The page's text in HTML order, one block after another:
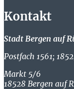
Kontakt
Stadt Bergen auf
Postfach 1561;
Markt 5/6
18528 Bergen auf